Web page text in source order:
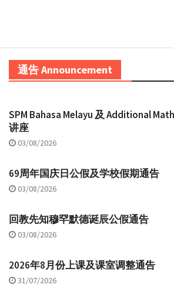
通告 Announcement
SPM Bahasa Melayu 及 Additional
讲座
03/08/2026
69周年国庆日公假及学校假期通告
03/08/2026
回教先知穆罕默德诞辰公假通告
03/08/2026
2026年8月份上课及课室调整通告
31/07/2026